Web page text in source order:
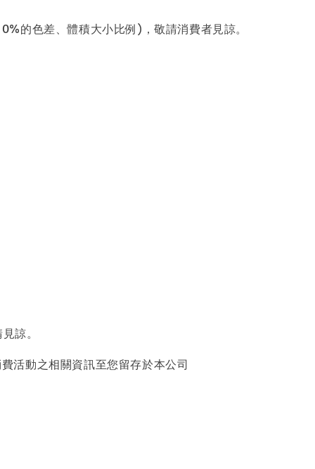
的色差、體積大小比例)，敬請消費者見諒。
諒。
活動之相關資訊至您留存於本公司